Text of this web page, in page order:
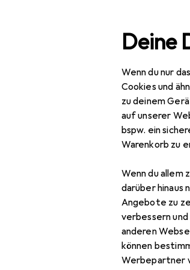
Deine
Wenn du nur
Cookies und
zu deinem
auf unserer
bspw. ein
Warenkorb zu
Wenn du allem
darüber hinaus
Angebote zu
verbessern
anderen
können
Werbepartner
Navigation nach Kategorien
Gesamtsortiment IT